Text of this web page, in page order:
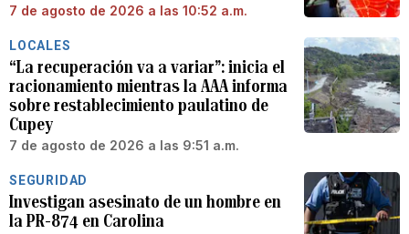
7 de agosto de 2026 a las 10:52 a.m.
LOCALES
“La recuperación va a variar”: inicia el
racionamiento mientras la AAA informa
sobre restablecimiento paulatino de
Cupey
7 de agosto de 2026 a las 9:51 a.m.
SEGURIDAD
Investigan asesinato de un hombre en
la PR-874 en Carolina